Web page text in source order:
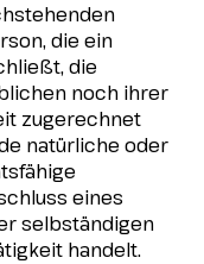
die ein
die
noch ihrer
zugerechnet
natürliche oder
eines
selbständigen
handelt.